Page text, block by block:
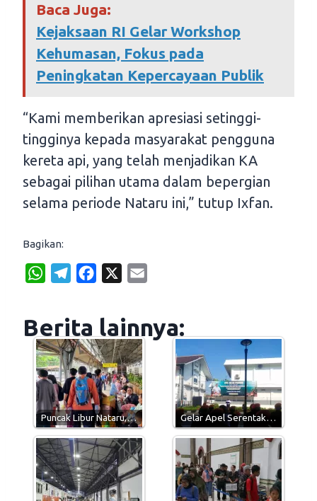
Baca Juga:
Kejaksaan RI Gelar Workshop
Kehumasan, Fokus pada
Peningkatan Kepercayaan Publik
“Kami memberikan apresiasi setinggi-
tingginya kepada masyarakat pengguna
kereta api, yang telah menjadikan KA
sebagai pilihan utama dalam bepergian
selama periode Nataru ini,” tutup Ixfan.
Bagikan:
W
t
s
A
p
p
e
g
r
a
m
e
b
o
o
k
i
Berita lainnya:
Puncak Libur Nataru,… Gelar Apel Serentak…